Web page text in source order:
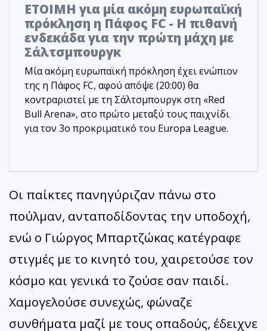
ΕΤΟΙΜΗ για μία ακόμη ευρωπαϊκή
πρόκληση η Πάφος FC - Η πιθανή
ενδεκάδα για την πρώτη μάχη με
Σάλτσμπουργκ
Μία ακόμη ευρωπαϊκή πρόκληση έχει ενώπιον
της η Πάφος FC, αφού απόψε (20:00) θα
κοντραριστεί με τη Σάλτσμπουργκ στη «Red
Bull Arena», στο πρώτο μεταξύ τους παιχνίδι
για τον 3ο προκριματικό του Europa League.
Οι παίκτες πανηγύριζαν πάνω στο
πούλμαν, ανταποδίδοντας την υποδοχή,
ενώ ο Γιώργος Μπαρτζώκας κατέγραφε
στιγμές με το κινητό του, χαιρετούσε τον
κόσμο και γενικά το ζούσε σαν παιδί.
Χαμογελούσε συνεχώς, φώναζε
συνθήματα μαζί με τους οπαδούς, έδειχνε